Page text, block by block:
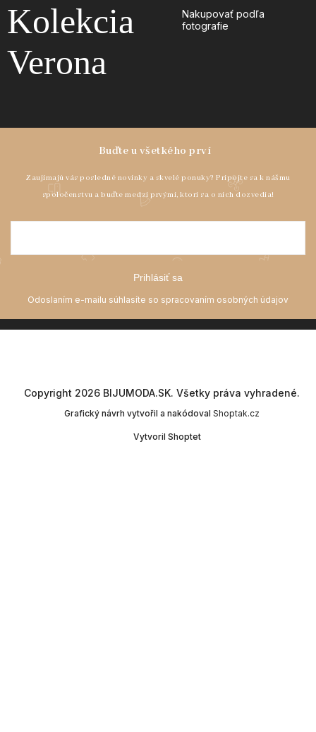
Prihlásiť sa
Kolekcia
Verona
Nakupovať podľa
fotografie
Vytvoril Shoptet
Copyright 2026 BIJUMODA.SK. Všetky práva vyhradené.
Grafický návrh vytvořil a nakódoval Shoptak.cz